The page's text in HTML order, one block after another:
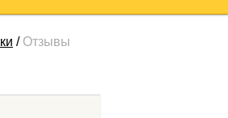
/ Отзывы